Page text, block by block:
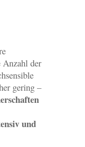
Anzahl der
gering –
und